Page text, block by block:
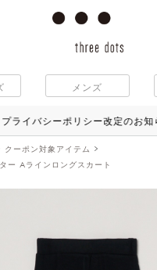
メンズ
プライバシーポリシー改定のお知
クーポン対象アイテム
ー Aラインロングスカート